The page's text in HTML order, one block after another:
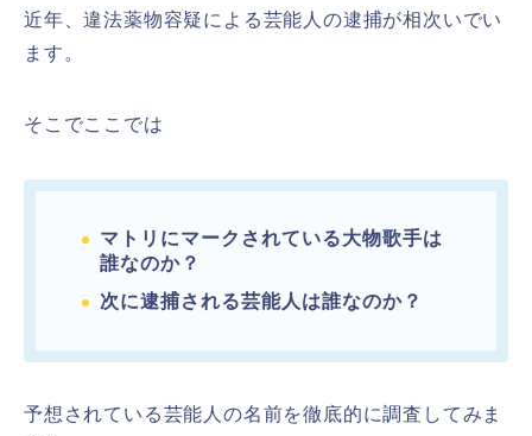
近年、違法薬物容疑による芸能人の逮捕が相次いでい
ます。
そこでここでは
マトリにマークされている大物歌手は
誰なのか？
次に逮捕される芸能人は誰なのか？
予想されている芸能人の名前を徹底的に調査してみま